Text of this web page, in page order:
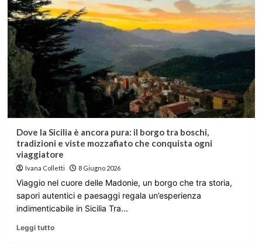
Dove la Sicilia è ancora pura: il borgo tra boschi,
tradizioni e viste mozzafiato che conquista ogni
viaggiatore
Ivana Colletti 8 Giugno 2026
Viaggio nel cuore delle Madonie, un borgo che tra storia,
sapori autentici e paesaggi regala un’esperienza
indimenticabile in Sicilia Tra...
Leggi tutto